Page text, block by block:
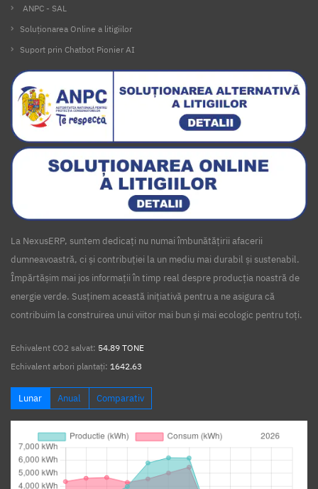
ANPC - SAL
Soluționarea Online a litigiilor
Suport prin Chatbot Pionier AI
La NexusERP, suntem dedicați nu numai îmbunătățirii afacerii
dumneavoastră, ci și contribuției la un mediu mai durabil și sustenabil.
Împărtășim mai jos informații în timp real despre producția noastră de
energie verde. Susținem această inițiativă pentru a ne asigura că
contribuim la construirea unui viitor mai bun și mai ecologic pentru toți.
Echivalent CO2 salvat: 54.89 TONE
Echivalent arbori plantați: 1642.63
Lunar Anual Comparativ